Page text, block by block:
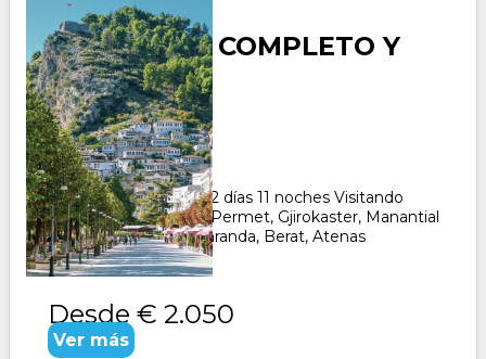
ALBANIA AL COMPLETO Y
ATENAS
Duración:
12Días11Noches
Paquete Turístico de 12 días 11 noches Visitando
Tirana, Elbasan, Korca, Permet, Gjirokaster, Manantial
del Ojo Azul, Atevas Saranda, Berat, Atenas
CONSULTAR
Desde € 2.050
Ver más